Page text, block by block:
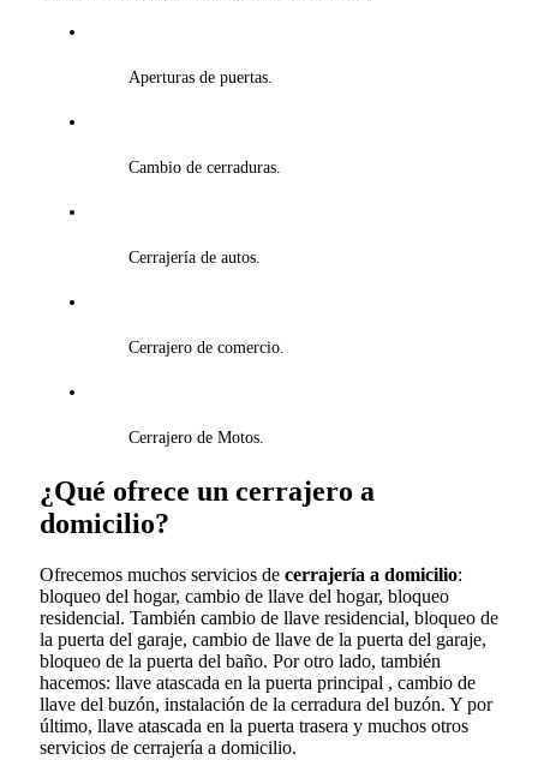
Aperturas de puertas.
Cambio de cerraduras.
Cerrajería de autos.
Cerrajero de comercio.
Cerrajero de Motos.
¿Qué ofrece un cerrajero a
domicilio?
Ofrecemos muchos servicios de cerrajería a domicilio:
bloqueo del hogar, cambio de llave del hogar, bloqueo
residencial. También cambio de llave residencial, bloqueo de
la puerta del garaje, cambio de llave de la puerta del garaje,
bloqueo de la puerta del baño. Por otro lado, también
hacemos: llave atascada en la puerta principal , cambio de
llave del buzón, instalación de la cerradura del buzón. Y por
último, llave atascada en la puerta trasera y muchos otros
servicios de cerrajería a domicilio.